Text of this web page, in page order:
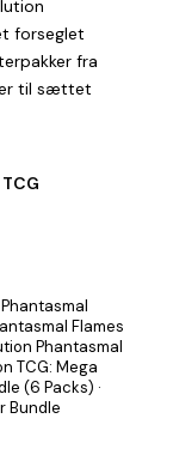
forseglet
fra
til sættet
Flames
Phantasmal
TCG: Mega
(6 Packs) ·
Bundle